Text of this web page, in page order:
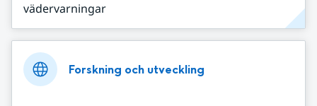
vädervarningar
Forskning och utveckling